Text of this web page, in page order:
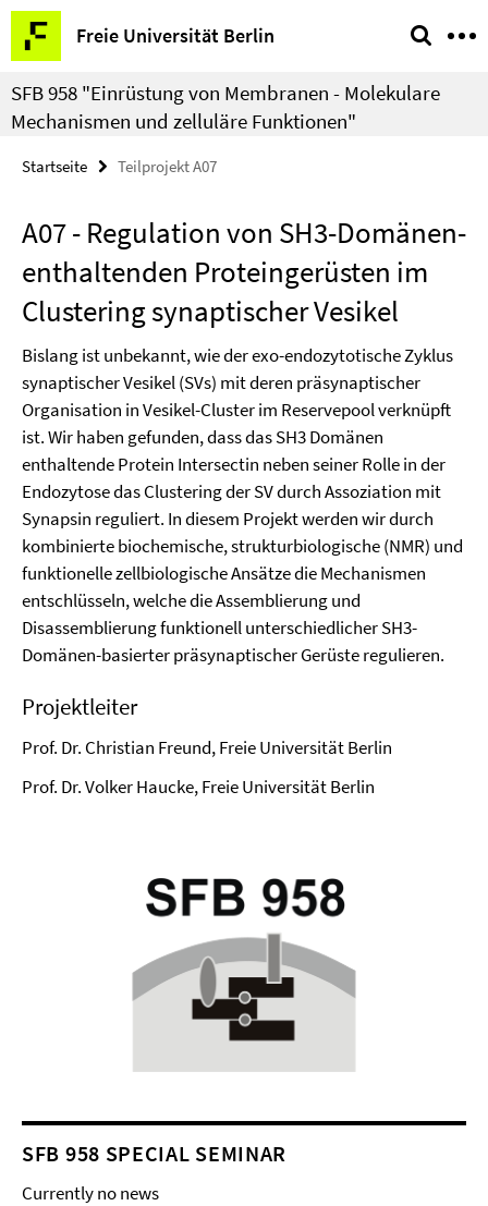
Springe
direkt
zu
Inhalt
Freie Universität Berlin
Service-
Navigation
SFB 958 "Einrüstung von Membranen - Molekulare
Mechanismen und zelluläre Funktionen"
Startseite Teilprojekt A07
A07 - Regulation von SH3-Domänen-
enthaltenden Proteingerüsten im
Clustering synaptischer Vesikel
Bislang ist unbekannt, wie der exo-endozytotische Zyklus
synaptischer Vesikel (SVs) mit deren präsynaptischer
Organisation in Vesikel-Cluster im Reservepool verknüpft
ist. Wir haben gefunden, dass das SH3 Domänen
enthaltende Protein Intersectin neben seiner Rolle in der
Endozytose das Clustering der SV durch Assoziation mit
Synapsin reguliert. In diesem Projekt werden wir durch
kombinierte biochemische, strukturbiologische (NMR) und
funktionelle zellbiologische Ansätze die Mechanismen
entschlüsseln, welche die Assemblierung und
Disassemblierung funktionell unterschiedlicher SH3-
Domänen-basierter präsynaptischer Gerüste regulieren.
Projektleiter
Prof. Dr. Christian Freund, Freie Universität Berlin
Prof. Dr. Volker Haucke, Freie Universität Berlin
SFB 958 SPECIAL SEMINAR
Currently no news